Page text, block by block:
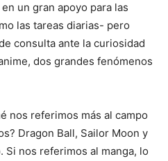
un gran apoyo para las
las tareas diarias- pero
consulta ante la curiosidad
dos grandes fenómenos
nos referimos más al campo
Dragon Ball, Sailor Moon y
Si nos referimos al manga, lo